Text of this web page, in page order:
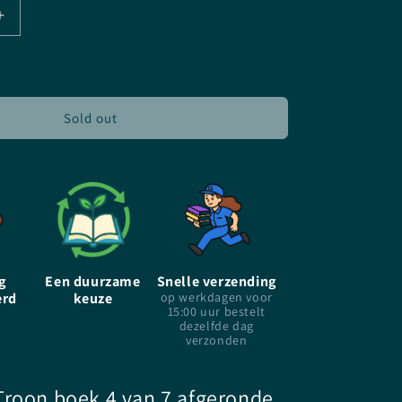
Increase
Sold out
Een duurzame
keuze
Snelle verzending
op werkdagen voor
15:00 uur bestelt
dezelfde dag
verzonden